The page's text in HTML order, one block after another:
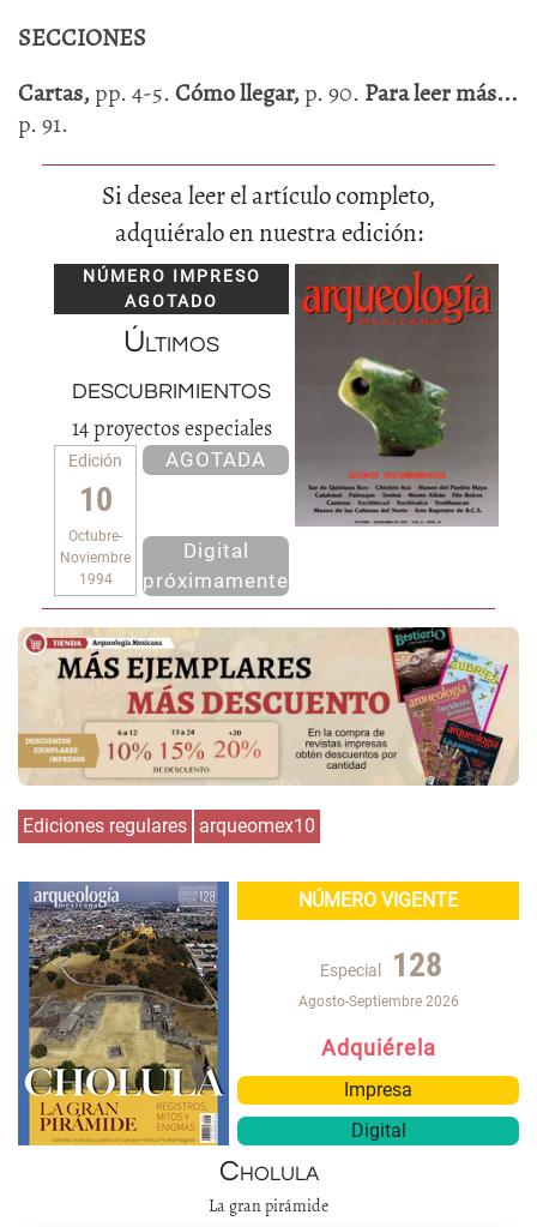
SECCIONES
Cartas,pp. 4-5.Cómo llegar,p. 90. Para leer más...
p. 91.
Si desea leer el artículo completo,
adquiéralo en nuestra edición:
NÚMERO IMPRESO
AGOTADO
Últimos
descubrimientos
14 proyectos especiales
Edición
10
Octubre-
Noviembre
1994
AGOTADA
Digital
próximamente
Ediciones regulares arqueomex10
NÚMERO VIGENTE
Especial 128
Agosto-Septiembre 2026
Adquiérela
Impresa
Digital
Cholula
La gran pirámide